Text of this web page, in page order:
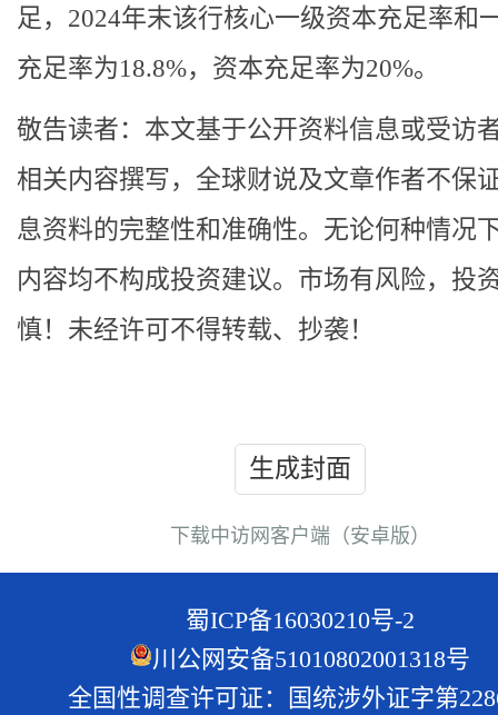
足，2024年末该行核心一级资本充足率和
充足率为18.8%，资本充足率为20%。
敬告读者：本文基于公开资料信息或受访
相关内容撰写，全球财说及文章作者不保
息资料的完整性和准确性。无论何种情况
内容均不构成投资建议。市场有风险，投
慎！未经许可不得转载、抄袭！
生成封面
下载中访网客户端（安卓版）
蜀ICP备16030210号-2
川公网安备51010802001318号
全国性调查许可证：国统涉外证字第